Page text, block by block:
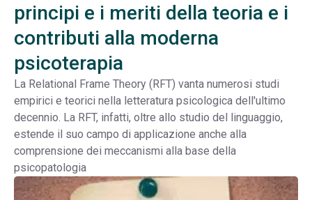
principi e i meriti della teoria e i
contributi alla moderna
psicoterapia
La Relational Frame Theory (RFT) vanta numerosi studi
empirici e teorici nella letteratura psicologica dell'ultimo
decennio. La RFT, infatti, oltre allo studio del linguaggio,
estende il suo campo di applicazione anche alla
comprensione dei meccanismi alla base della
psicopatologia